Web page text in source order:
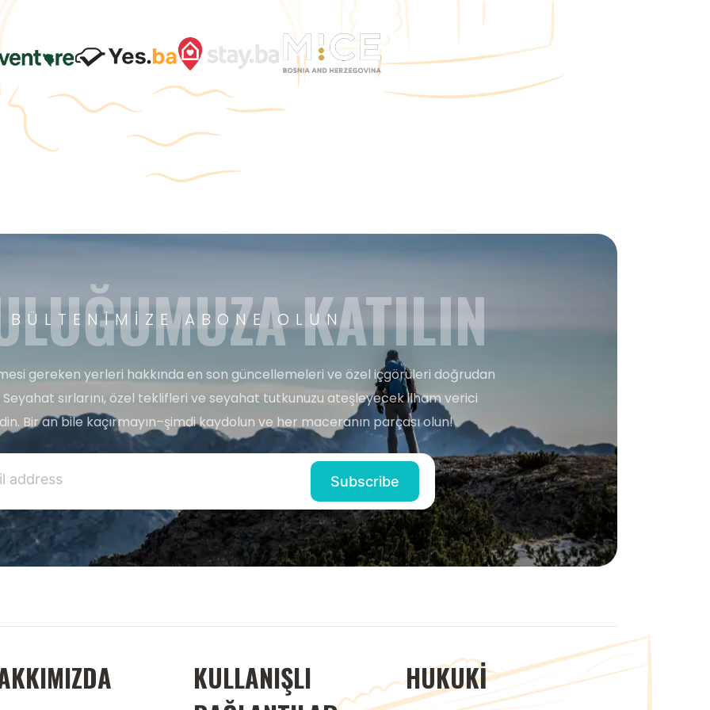
BÜLTENIMIZE ABONE OLUNKATILIN
gereken yerleri hakkında en son güncellemeleri ve özel içgörüleri doğrudan
Seyahat sırlarını, özel teklifleri ve seyahat tutkunuzu ateşleyecek ilham verici
Bir an bile kaçırmayın–şimdi kaydolun ve her maceranın parçası olun!
KULLANIŞLI
HUKUKI